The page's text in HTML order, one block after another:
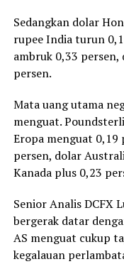
Sedangkan dolar
rupee India turun
ambruk 0,33
persen.
Mata uang utama
menguat.
Eropa menguat 0,19
persen, dolar
Kanada plus 0,23
Senior Analis DCFX
bergerak datar
AS menguat cukup
kegalauan